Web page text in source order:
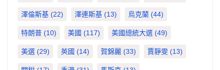
澤倫斯基 (22) 澤連斯基 (13) 烏克蘭 (44)
特朗普 (10) 美國 (117) 美國總統大選 (49)
美選 (29) 英國 (14) 賀錦麗 (33) 賈靜雯 (13)